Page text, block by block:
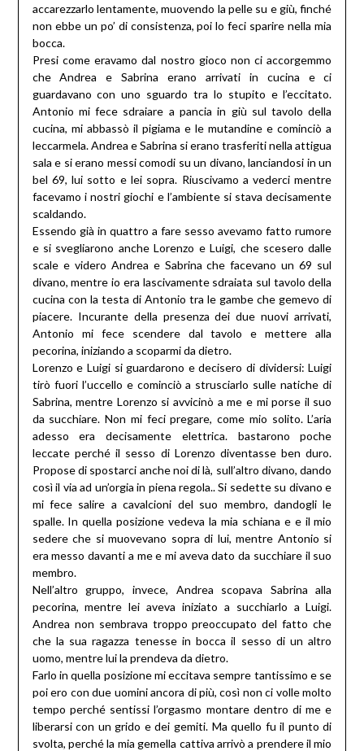
accarezzarlo lentamente, muovendo la pelle su e giù, finché
non ebbe un po’ di consistenza, poi lo feci sparire nella mia
bocca.
Presi come eravamo dal nostro gioco non ci accorgemmo
che Andrea e Sabrina erano arrivati in cucina e ci
guardavano con uno sguardo tra lo stupito e l’eccitato.
Antonio mi fece sdraiare a pancia in giù sul tavolo della
cucina, mi abbassò il pigiama e le mutandine e cominciò a
leccarmela. Andrea e Sabrina si erano trasferiti nella attigua
sala e si erano messi comodi su un divano, lanciandosi in un
bel 69, lui sotto e lei sopra. Riuscivamo a vederci mentre
facevamo i nostri giochi e l’ambiente si stava decisamente
scaldando.
Essendo già in quattro a fare sesso avevamo fatto rumore
e si svegliarono anche Lorenzo e Luigi, che scesero dalle
scale e videro Andrea e Sabrina che facevano un 69 sul
divano, mentre io era lascivamente sdraiata sul tavolo della
cucina con la testa di Antonio tra le gambe che gemevo di
piacere. Incurante della presenza dei due nuovi arrivati,
Antonio mi fece scendere dal tavolo e mettere alla
pecorina, iniziando a scoparmi da dietro.
Lorenzo e Luigi si guardarono e decisero di dividersi: Luigi
tirò fuori l’uccello e cominciò a strusciarlo sulle natiche di
Sabrina, mentre Lorenzo si avvicinò a me e mi porse il suo
da succhiare. Non mi feci pregare, come mio solito. L’aria
adesso era decisamente elettrica. bastarono poche
leccate perché il sesso di Lorenzo diventasse ben duro.
Propose di spostarci anche noi di là, sull’altro divano, dando
così il via ad un’orgia in piena regola.. Si sedette su divano e
mi fece salire a cavalcioni del suo membro, dandogli le
spalle. In quella posizione vedeva la mia schiana e e il mio
sedere che si muovevano sopra di lui, mentre Antonio si
era messo davanti a me e mi aveva dato da succhiare il suo
membro.
Nell’altro gruppo, invece, Andrea scopava Sabrina alla
pecorina, mentre lei aveva iniziato a succhiarlo a Luigi.
Andrea non sembrava troppo preoccupato del fatto che
che la sua ragazza tenesse in bocca il sesso di un altro
uomo, mentre lui la prendeva da dietro.
Farlo in quella posizione mi eccitava sempre tantissimo e se
poi ero con due uomini ancora di più, così non ci volle molto
tempo perché sentissi l’orgasmo montare dentro di me e
liberarsi con un grido e dei gemiti. Ma quello fu il punto di
svolta, perché la mia gemella cattiva arrivò a prendere il mio